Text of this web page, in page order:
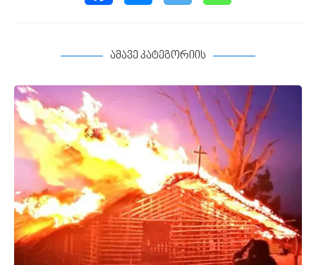
ამავე კატეგორიის